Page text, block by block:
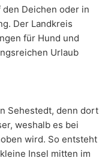
den Deichen oder in
Der Landkreis
für Hund und
Urlaub
Sehestedt, denn dort
weshalb es bei
wird. So entsteht
Insel mitten im